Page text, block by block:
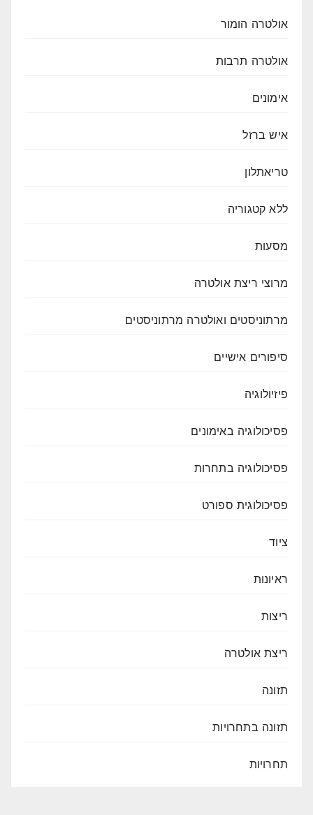
אולטרה הומור
אולטרה תרבות
אימונים
איש ברזל
טריאתלון
ללא קטגוריה
מסעות
מרוצי ריצת אולטרה
מרתוניסטים ואולטרה מרתוניסטים
סיפורים אישיים
פיזיולוגיה
פסיכולוגיה באימונים
פסיכולוגיה בתחרות
פסיכולוגית ספורט
ציוד
ראיונות
ריצות
ריצת אולטרה
תזונה
תזונה בתחרויות
תחרויות